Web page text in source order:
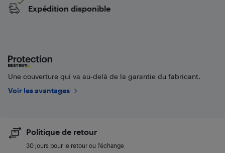
Expédition disponible
Une couverture qui va au-delà de la garantie du fabricant.
Voir les avantages
Politique de retour
30 jours pour le retour ou l’échange